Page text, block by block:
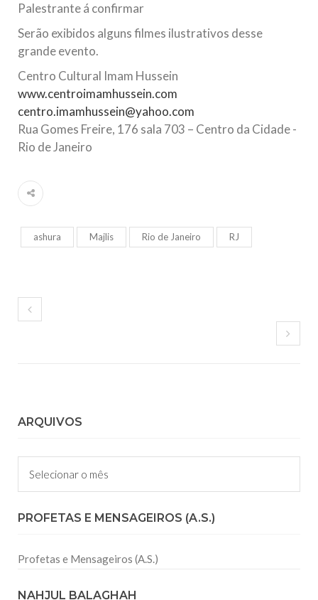
Palestrante á confirmar
Serão exibidos alguns filmes ilustrativos desse
grande evento.
Centro Cultural Imam Hussein
www.centroimamhussein.com
centro.imamhussein@yahoo.com
Rua Gomes Freire, 176 sala 703 – Centro da Cidade -
Rio de Janeiro
ashura Majlis Rio de Janeiro RJ
ARQUIVOS
Arquivos
PROFETAS E MENSAGEIROS (A.S.)
Profetas e Mensageiros (A.S.)
NAHJUL BALAGHAH